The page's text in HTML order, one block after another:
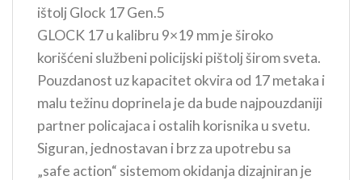
ištolj Glock 17 Gen.5
GLOCK 17 u kalibru 9×19 mm je široko
korišćeni službeni policijski pištolj širom sveta.
Pouzdanost uz kapacitet okvira od 17 metaka i
malu težinu doprinela je da bude najpouzdaniji
partner policajaca i ostalih korisnika u svetu.
Siguran, jednostavan i brz za upotrebu sa
„safe action“ sistemom okidanja dizajniran je